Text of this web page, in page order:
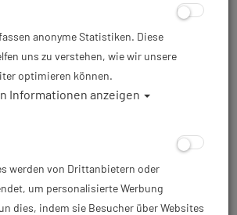
# Finclip - Sparepart -
Bungee Gleiter - Bungee
Cursor (2 pieces) -
Abverkauf
anonyme Statistiken. Diese
uns zu verstehen, wie wir unsere
optimieren können.
Informationen anzeigen
werden von Drittanbietern oder
um personalisierte Werbung
dies, indem sie Besucher über Websites